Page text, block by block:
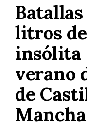
litros
insólita
verano
de
Mancha